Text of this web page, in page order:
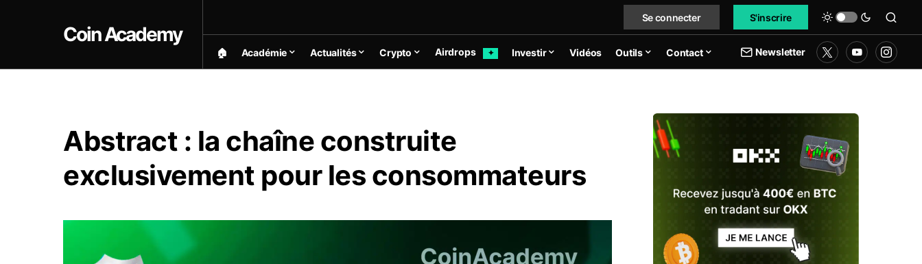
Coin Academy
Se connecter S'inscrire
🏠︎ Académie Actualités Crypto Airdrops ✦ Investir Vidéos Outils Contact Newsletter
Abstract : la chaîne construite
exclusivement pour les consommateurs